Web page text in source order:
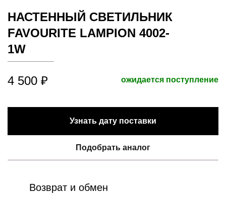
НАСТЕННЫЙ СВЕТИЛЬНИК
FAVOURITE LAMPION 4002-
1W
4 500 ₽ ожидается поступление
Узнать дату поставки
Подобрать аналог
Возврат и обмен